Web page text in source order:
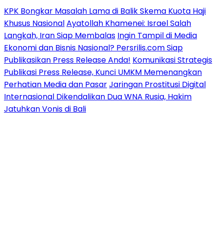
KPK Bongkar Masalah Lama di Balik Skema Kuota Haji
Khusus NasionalAyatollah Khamenei: Israel Salah
Langkah, Iran Siap Membalas Ingin Tampil di Media
Ekonomi dan Bisnis Nasional? Persrilis.com Siap
Publikasikan Press Release Anda! Komunikasi Strategis
Publikasi Press Release, Kunci UMKM Memenangkan
Perhatian Media dan PasarJaringan Prostitusi Digital
Internasional Dikendalikan Dua WNA Rusia, Hakim
Jatuhkan Vonis di Bali